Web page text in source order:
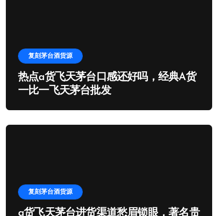
复刻茅台酒货源
热点a货飞天茅台口感还好吗，经典A货
一比一飞天茅台批发
复刻茅台酒货源
a货飞天茅台进货渠道愁眉锁眼，著名贵